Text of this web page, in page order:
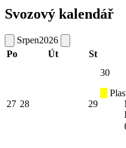
Svozový kalendář
Srpen2026
Po
Út St
27 28 29
30